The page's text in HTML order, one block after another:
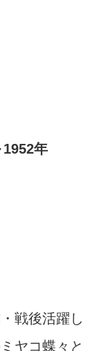
1952年
戦後活躍し
ヤコ蝶々と